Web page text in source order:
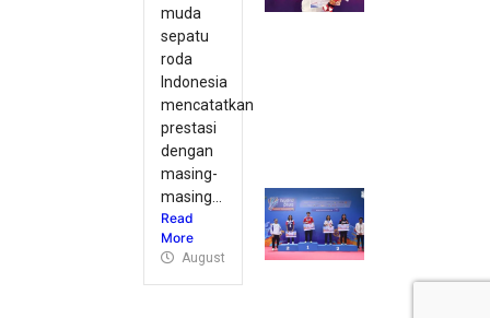
muda
sepatu
roda
Indonesia
mencatatkan
prestasi
dengan
masing-
masing...
Read
More
August 9, 2026
Perkasa